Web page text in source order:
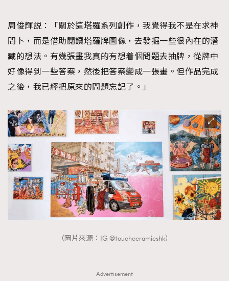
周俊輝説：「關於這塔羅系列創作，我覺得我不是在求神
問卜，而是借助閱讀塔羅牌圖像，去發掘一些很內在的潛
藏的想法。有幾張畫我真的有想着個問題去抽牌，從牌中
好像得到一些答案，然後把答案變成一張畫。但作品完成
之後，我已經把原來的問題忘記了。」
（圖片來源：IG @touchceramicshk）
Advertisement